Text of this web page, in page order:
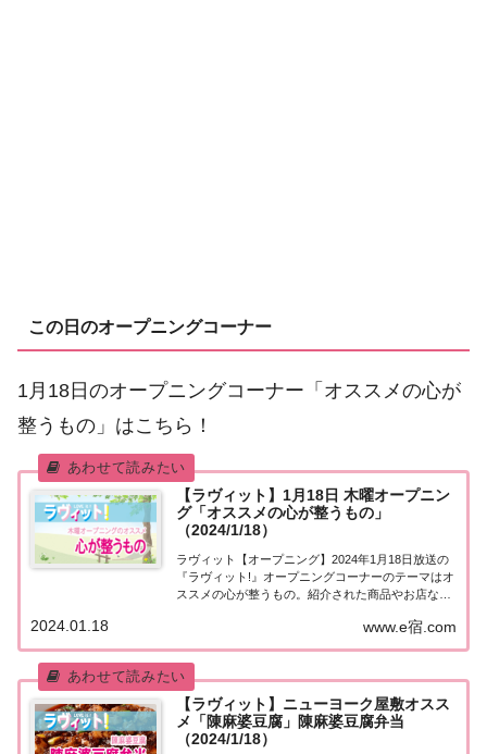
この日のオープニングコーナー
1月18日のオープニングコーナー「オススメの心が
整うもの」はこちら！
【ラヴィット】1月18日 木曜オープニン
グ「オススメの心が整うもの」
（2024/1/18）
ラヴィット【オープニング】2024年1月18日放送の
『ラヴィット!』オープニングコーナーのテーマはオ
ススメの心が整うもの。紹介された商品やお店など
の心が整うもの今日1月18日はサッカー元日本代表
長谷部誠選手の40歳の誕生日。そこで、...
www.e宿.com
2024.01.18
【ラヴィット】ニューヨーク屋敷オスス
メ「陳麻婆豆腐」陳麻婆豆腐弁当
（2024/1/18）